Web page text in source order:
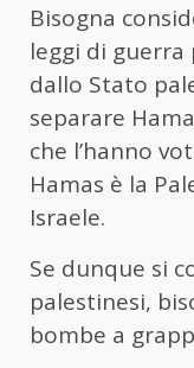
Bisogna
leggi di
dallo Stato
separare
che l’hanno
Hamas è la
Israele.
Se dunque si
palestinesi,
bombe a